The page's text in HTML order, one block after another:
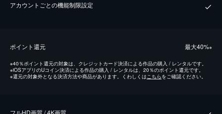
アカウントごとの機能制限設定
ポイント還元 最⼤40%※
※40％ポイント還元の対象は、クレジットカード決済による作品の購入 / レンタルです。
※iOSアプリのUコイン決済による作品の購入 / レンタルは、20％のポイント還元です。
※還元の対象外となる決済方法や商品があります。くわしくはこちらをご確認ください。
フルHD画質 / 4K画質